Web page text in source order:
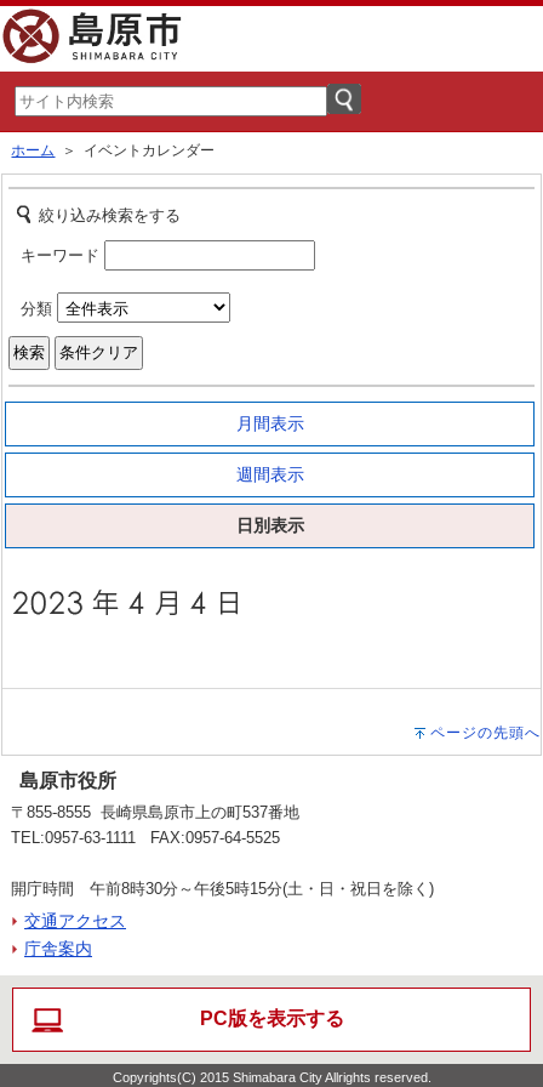
ホーム ＞ イベントカレンダー
絞り込み検索をする
キーワード
分類
月間表示
週間表示
日別表示
ページの先頭へ
島原市役所
〒855-8555 長崎県島原市上の町537番地
TEL:0957-63-1111 FAX:0957-64-5525
開庁時間 午前8時30分～午後5時15分(土・日・祝日を除く)
交通アクセス
庁舎案内
PC版を表示する
Copyrights(C) 2015 Shimabara City Allrights reserved.